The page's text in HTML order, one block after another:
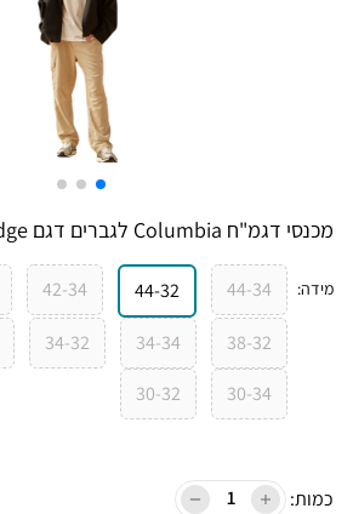
מכנסי דגמ"ח Columbia לגברים דגם Silver Ridge
מידה:
44-34
44-32
42-34
38-32
34-34
34-32
30-34
30-32
כמות: